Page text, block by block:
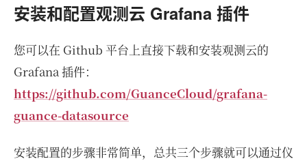
安装和配置观测云 Grafana 插件
您可以在 Github 平台上直接下载和安装观测云的
Grafana 插件：
https://github.com/GuanceCloud/grafana-
guance-datasource
安装配置的步骤非常简单，总共三个步骤就可以通过仪